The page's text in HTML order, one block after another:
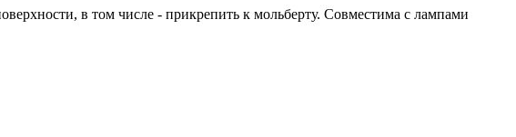
в том числе - прикрепить к мольберту. Совместима с лампами